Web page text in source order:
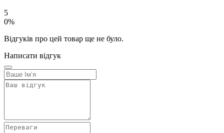
5
0%
Відгуків про цей товар ще не було.
Написати відгук